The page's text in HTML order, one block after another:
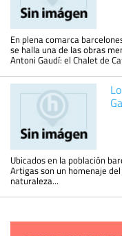
En plena comarca
se halla una de las obras
Antoni Gaudí: el Chalet de
Ubicados en la población
Artigas son un homenaje
naturaleza...